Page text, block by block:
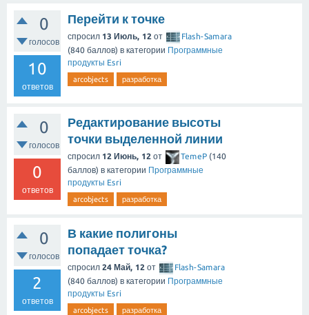
0
голосов
10
ответов
Перейти к точке
спросил 13 Июль, 12 от
Flash-Samara
(840 баллов) в категории Программные
продукты Esri
arcobjects разработка
0
голосов
0
ответов
Редактирование высоты
точки выделенной линии
спросил 12 Июнь, 12 от TemeP (140
баллов) в категории Программные
продукты Esri
arcobjects разработка
0
голосов
2
ответов
В какие полигоны
попадает точка?
спросил 24 Май, 12 от
Flash-Samara
(840 баллов) в категории Программные
продукты Esri
arcobjects разработка